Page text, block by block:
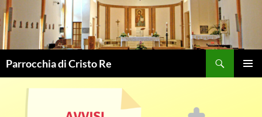
Vai
al
contenuto
Parrocchia di Cristo Re